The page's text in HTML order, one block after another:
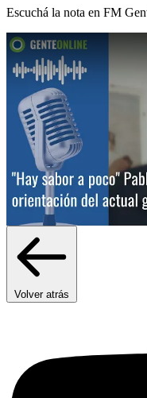
Escuchá la nota en FM
Volver atrás